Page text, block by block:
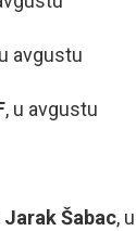
avgustu
, u avgustu
Šabac,